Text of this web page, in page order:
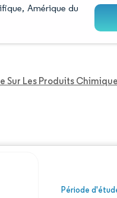
Amérique du
Sur Les Produits
Période